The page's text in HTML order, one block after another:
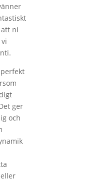
ni
ger
och